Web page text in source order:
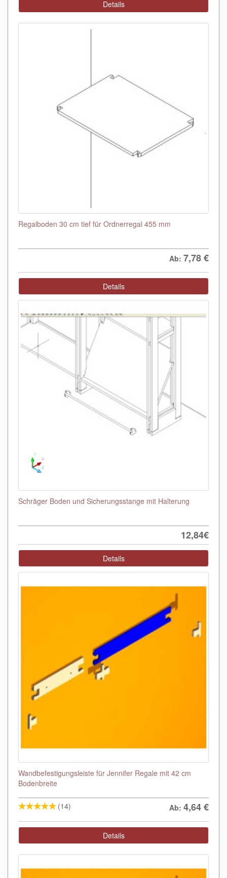
Details
Regalboden 30 cm tief für Ordnerregal 455 mm
Ab: 7,78€
Details
Schräger Boden und Sicherungsstange mit Halterung
12,84€
Details
Wandbefestigungsleiste für Jennifer Regale mit 42 cm
Bodenbreite
(14) Ab: 4,64€
Details